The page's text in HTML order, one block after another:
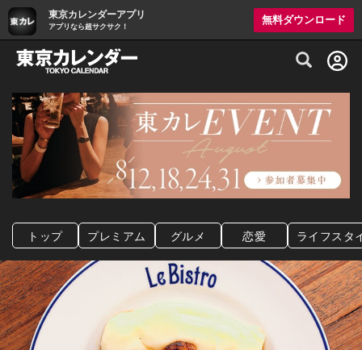
東京カレンダーアプリ
アプリなら超サクサク！
無料ダウンロード
グルメ情報・プレミアムレストラン予約
トップ プレミアム グルメ 恋愛 ライフスタ